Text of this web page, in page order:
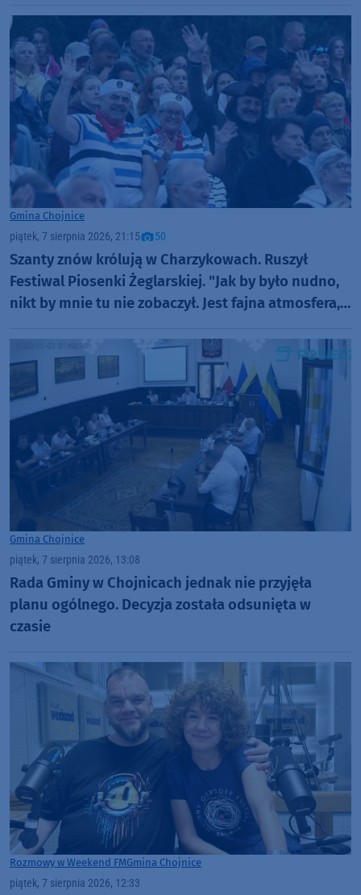
Gmina Chojnice
piątek, 7 sierpnia 2026, 21:15 50
Szanty znów królują w Charzykowach. Ruszył
Festiwal Piosenki Żeglarskiej. "Jak by było nudno,
nikt by mnie tu nie zobaczył. Jest fajna atmosfera,
Gmina Chojnice
piątek, 7 sierpnia 2026, 13:08
Rada Gminy w Chojnicach jednak nie przyjęła
planu ogólnego. Decyzja została odsunięta w
czasie
Rozmowy w Weekend FMGmina Chojnice
piątek, 7 sierpnia 2026, 12:33